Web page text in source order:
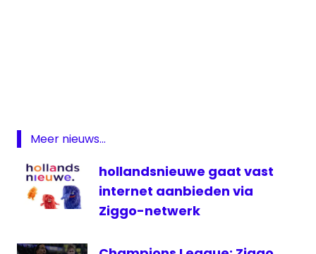
Geographic
overname
televisie
Disney
Meer nieuws...
hollandsnieuwe gaat vast
internet aanbieden via
Ziggo-netwerk